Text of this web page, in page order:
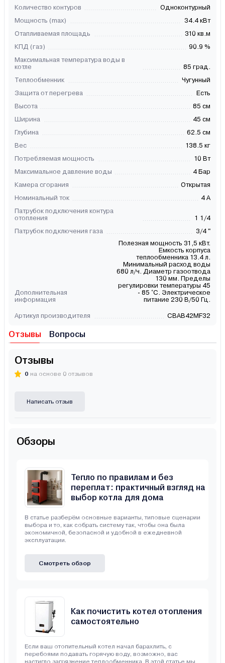
Количество контуров
Одноконтурный
Мощность (max)
34.4 кВт
Отапливаемая площадь
310 кв.м
КПД (газ)
90.9 %
Максимальная температура воды в
котле
85 град.
Теплообменник
Чугунный
Защита от перегрева
Есть
Высота
85 см
Ширина
45 см
Глубина
62.5 см
Вес
138.5 кг
Потребляемая мощность
10 Вт
Максимальное давление воды
4 Бар
Камера сгорания
Открытая
Номинальный ток
4 A
Патрубок подключения контура
отопления
1 1/4
Патрубок подключения газа
3/4 "
Дополнительная
информация
Полезная мощность 31,5 кBт.
Емкость корпуса
теплообменника 13.4 л.
Минимальный расход воды
680 л/ч. Диаметр газоотвода
130 мм. Пределы
регулировки температуры 45
- 85 °C. Электрическое
питание 230 В/50 Гц.
Артикул производителя CBAB42MF32
Отзывы Вопросы
Отзывы
0 на основе 0 отзывов
Написать отзыв
Обзоры
Тепло по правилам и без
переплат: практичный взгляд на
выбор котла для дома
В статье разберём основные варианты, типовые сценарии
выбора и то, как собрать систему так, чтобы она была
экономичной, безопасной и удобной в ежедневной
эксплуатации.
Смотреть обзор
Как почистить котел отопления
самостоятельно
Если ваш отопительный котел начал барахлить, с
перебоями подавать горячую воду, возможно, вас
настигло загрязнение теплообменника. В этой статье мы